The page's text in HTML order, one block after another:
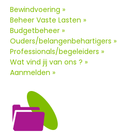
Bewindvoering »
Beheer Vaste Lasten »
Budgetbeheer »
Ouders/belangenbehartigers »
Professionals/begeleiders »
Wat vind jij van ons ? »
Aanmelden »